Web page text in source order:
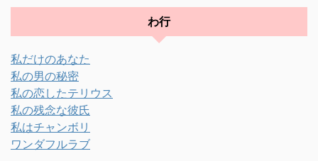
わ行
私だけのあなた
私の男の秘密
私の恋したテリウス
私の残念な彼氏
私はチャンボリ
ワンダフルラブ